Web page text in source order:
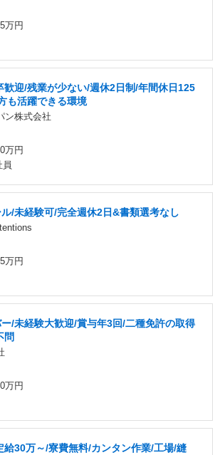
万円
歓迎/残業が少ない/週休2日制/年間休日125
も活躍できる環境
ン株式会社
万円
/未経験可/完全週休2日&書類選考なし
万円
/未経験大歓迎/賞与年3回/二種免許の取得
問
万円
給30万～/寮費無料/カンタン作業/工場/縫